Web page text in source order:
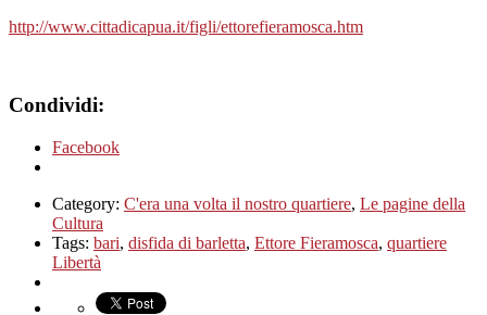
http://www.cittadicapua.it/figli/ettorefieramosca.htm
Condividi:
Facebook
Category: C'era una volta il nostro quartiere, Le pagine della
Cultura
Tags: bari, disfida di barletta, Ettore Fieramosca, quartiere
Libertà